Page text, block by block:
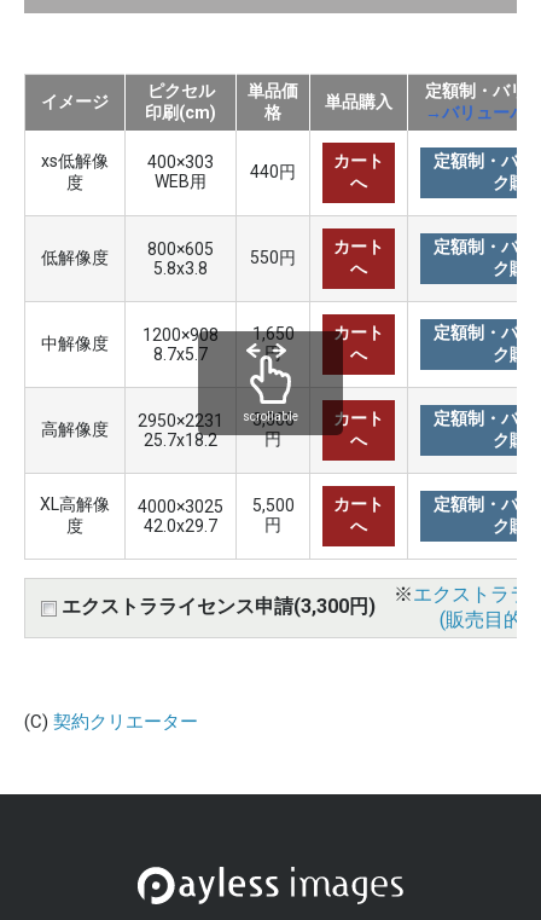
イメージ
ピクセル
印刷(cm)
単品価
格
単品購入
定額制・バリ
→バリューパ
xs低解像
度
400×303
WEB用
440円
カート
へ
定額制・バリ
ク購
低解像度
800×605
5.8x3.8
550円
カート
へ
定額制・バリ
ク購
中解像度
1200×908
8.7x5.7
1,650
円
カート
へ
定額制・バリ
ク購
高解像度
2950×2231
25.7x18.2
3,300
円
カート
へ
定額制・バリ
ク購
XL高解像
度
4000×3025
42.0x29.7
5,500
円
カート
へ
定額制・バリ
ク購
エクストラライセンス申請(3,300円)
※エクストララ
(販売目的
scrollable
(C) 契約クリエーター